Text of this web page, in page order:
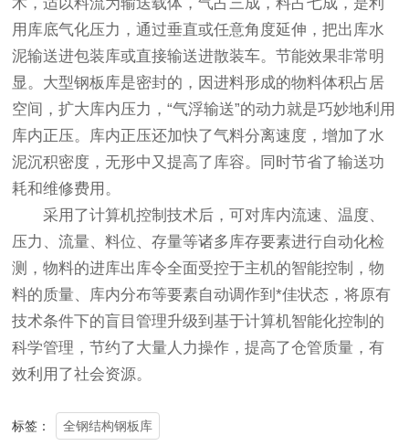
用库底气化压力，通过垂直或任意角度延伸，把出库水
泥输送进包装库或直接输送进散装车。节能效果非常明
显。大型钢板库是密封的，因进料形成的物料体积占居
空间，扩大库内压力，“气浮输送”的动力就是巧妙地利用
库内正压。库内正压还加快了气料分离速度，增加了水
泥沉积密度，无形中又提高了库容。同时节省了输送功
耗和维修费用。
采用了计算机控制技术后，可对库内流速、温度、
压力、流量、料位、存量等诸多库存要素进行自动化检
测，物料的进库出库令全面受控于主机的智能控制，物
料的质量、库内分布等要素自动调作到*佳状态，将原有
技术条件下的盲目管理升级到基于计算机智能化控制的
科学管理，节约了大量人力操作，提高了仓管质量，有
效利用了社会资源。
标签： 全钢结构钢板库